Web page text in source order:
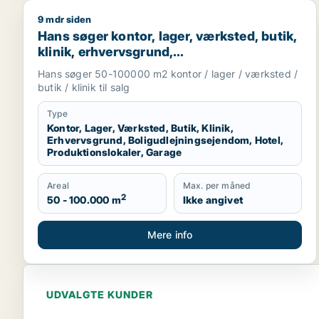
Hans søger kontor, lager, værksted, butik, klinik,
9 mdr siden
Hans søger kontor, lager, værksted, butik,
klinik, erhvervsgrund,
boligudlejningsejendom, hotel,
produktionslokaler eller garage til salg i
Region Sjælland
Hans søger 50-100000 m2 kontor / lager / værksted /
butik / klinik til salg
Type
Kontor, Lager, Værksted, Butik, Klinik,
Erhvervsgrund, Boligudlejningsejendom, Hotel,
Produktionslokaler, Garage
Areal
50 - 100.000 m2
Max. per måned
Ikke angivet
Mere info
UDVALGTE KUNDER